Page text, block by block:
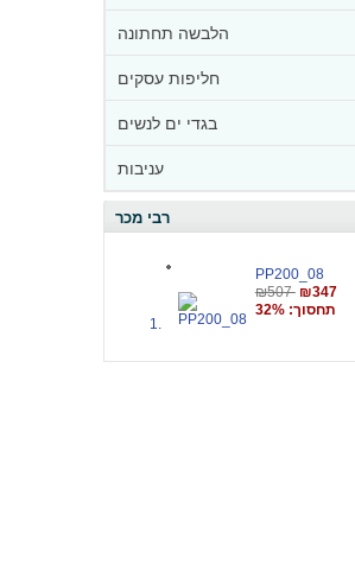
הלבשה תחתונה
חליפות עסקים
בגדי ים לנשים
עניבות
רבי מכר
PP200_08
₪507 ₪347
תחסוך: 32%